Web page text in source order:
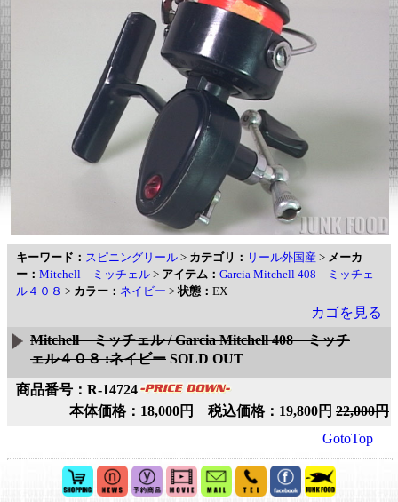
キーワード： スピニングリール > カテゴリ： リール外国産 > メーカ
ー： Mitchell ミッチェル > アイテム： Garcia Mitchell 408 ミッチェ
ル４０８ > カラー： ネイビー >状態： EX
カゴを見る
Mitchell ミッチェル / Garcia Mitchell 408 ミッチ
ェル４０８ :ネイビー SOLD OUT
商品番号：R-14724
本体価格：18,000円 税込価格：19,800円 22,000円
GotoTop